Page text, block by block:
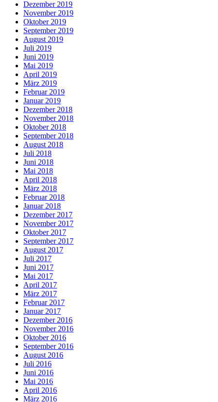
Dezember 2019
November 2019
Oktober 2019
September 2019
August 2019
Juli 2019
Juni 2019
Mai 2019
April 2019
März 2019
Februar 2019
Januar 2019
Dezember 2018
November 2018
Oktober 2018
September 2018
August 2018
Juli 2018
Juni 2018
Mai 2018
April 2018
März 2018
Februar 2018
Januar 2018
Dezember 2017
November 2017
Oktober 2017
September 2017
August 2017
Juli 2017
Juni 2017
Mai 2017
April 2017
März 2017
Februar 2017
Januar 2017
Dezember 2016
November 2016
Oktober 2016
September 2016
August 2016
Juli 2016
Juni 2016
Mai 2016
April 2016
März 2016